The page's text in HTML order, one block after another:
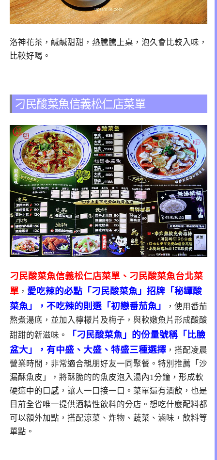
洛神花茶，鹹鹹甜甜，熱騰騰上桌，泡久會比較入味，
比較好喝。
刁民酸菜魚信義松仁店菜單
刁民酸菜魚信義松仁店菜單、刁民酸菜魚台北菜
單 ， 愛吃辣的必點「刁民酸菜魚」招牌「秘罈酸
菜魚」
，不吃辣的則選「初戀番茄魚」
，使用番茄
熬煮湯底，並加入檸檬片及梅子，與軟嫩魚片形成酸酸
甜甜的新滋味。
「刁民酸菜魚」的份量號稱「比臉
盆大」，有中盛、大盛、特盛三種選擇 ，搭配凌晨
營業時間，非常適合親朋好友一同聚餐。特別推薦「沙
漏酥魚皮」，將酥脆的的魚皮泡入湯內1分鐘，形成軟
硬適中的口感，讓人一口接一口。菜單還有酒飲，也是
目前全省唯一提供酒精性飲料的分店。想吃什麼配料都
可以額外加點，搭配涼菜、炸物、蔬菜、滷味，飲料等
單點。